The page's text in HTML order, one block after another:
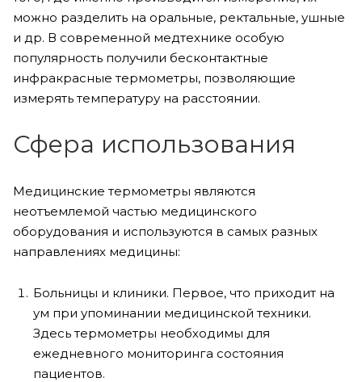
можно разделить на оральные, ректальные, ушные
и др. В современной медтехнике особую
популярность получили бесконтактные
инфракрасные термометры, позволяющие
измерять температуру на расстоянии.
Сфера использования
Медицинские термометры являются
неотъемлемой частью медицинского
оборудования и используются в самых разных
направлениях медицины:
Больницы и клиники. Первое, что приходит на
ум при упоминании медицинской техники.
Здесь термометры необходимы для
ежедневного мониторинга состояния
пациентов.